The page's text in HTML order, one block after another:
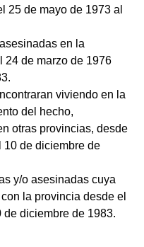
25 de mayo de 1973 al
en la
24 de marzo de 1976
viviendo en la
del hecho,
otras provincias, desde
10 de diciembre de
y/o asesinadas cuya
la provincia desde el
de diciembre de 1983.